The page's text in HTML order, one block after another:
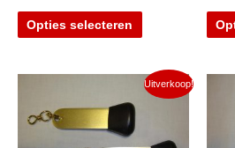
Opties selecteren
Uitverkoop!